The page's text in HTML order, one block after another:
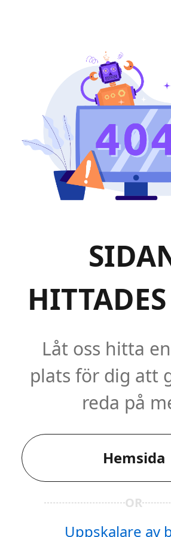
Låt oss hitta
plats för dig att
reda på
Hemsida
OR
Uppskalare av